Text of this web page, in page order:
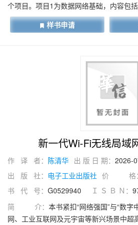
个项目。项目1为数据网络基础，内容包
配置、VLAN配置、QinQ配置等；项目2
括撰写全光网络接入技术调研报告、认识
包括接入设备基础配置、OLT设备操作、
加、ONU设备初始化设置等；项目4为全
容包括GPON ONT数据业务开通及配置
及配置、语音业务开通及配置（SIP软件
及配置（真机拨号）、GPON ONT组播
为全光网络业务故障处理，内容包括OLT
ONU设备系统配置故障处理、数据业务故
理、组播业务故障处理等。本书从多个典
进地介绍全光网络接入技术在不同业务领
网络接入系统维护人员的参考资料。
样书申请
新一代Wi-Fi无线局域
作 译 者： 陈清华 出 版 日 期： 2026-
出 版 社： 电子工业出版社 价 格：
书 代 号： G0529940 Ｉ Ｓ Ｂ Ｎ：
简 介： 本书紧扣“网络强国”与“数
网、工业互联网及元宇宙等新兴场景中超